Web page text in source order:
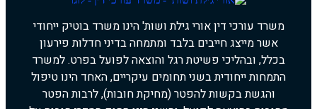
משרד עורכי דין אורי גילת ושות' הינו משרד בוטיק ייחודי
אשר מייצג חייבים בלבד ומתמחה בדיני חדלות פירעון
בכלל, ובהליכי פשיטת רגל והוצאה לפועל בפרט. למשרד
התמחות ייחודית בשני תחומים עיקריים, האחד הינו טיפול
והגשת בקשות להפטר (מחיקת חובות), לרבות הפטר